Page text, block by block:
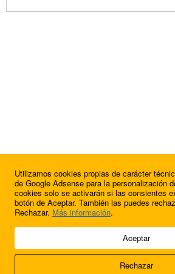
© 2009 - 2026 Soluciones Corporativas IP, SL.
Acerca de nosotros
Utilizamos cookies propias de carácter
de Google Adsense para la personalización
cookies solo se activarán si las consientes
botón de Aceptar. También las puedes
Rechazar. Más información.
Aceptar
Rechazar